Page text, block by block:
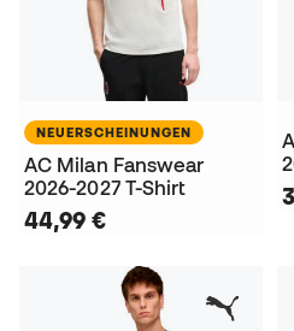
NEUERSCHEINUNGEN
AC Milan Fanswear
2026-2027 T-Shirt
44,99 €